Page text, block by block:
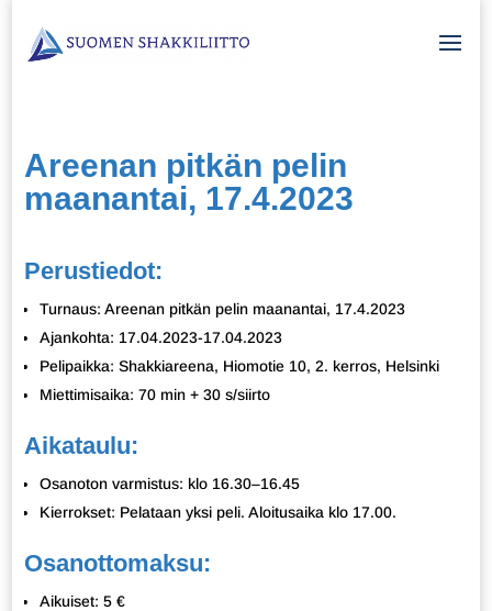
Areenan pitkän pelin
maanantai, 17.4.2023
Perustiedot:
Turnaus: Areenan pitkän pelin maanantai, 17.4.2023
Ajankohta: 17.04.2023-17.04.2023
Pelipaikka: Shakkiareena, Hiomotie 10, 2. kerros, Helsinki
Miettimisaika: 70 min + 30 s/siirto
Aikataulu:
Osanoton varmistus: klo 16.30–16.45
Kierrokset: Pelataan yksi peli. Aloitusaika klo 17.00.
Osanottomaksu:
Aikuiset: 5 €